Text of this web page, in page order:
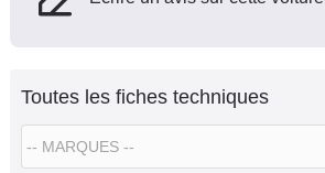
Toutes les fiches techniques